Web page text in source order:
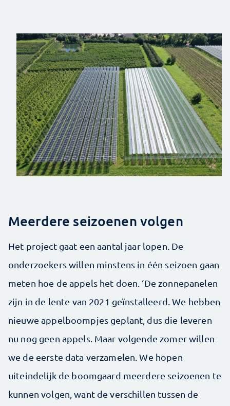
Meerdere seizoenen volgen
Het project gaat een aantal jaar lopen. De
onderzoekers willen minstens in één seizoen gaan
meten hoe de appels het doen. ‘De zonnepanelen
zijn in de lente van 2021 geïnstalleerd. We hebben
nieuwe appelboompjes geplant, dus die leveren
nu nog geen appels. Maar volgende zomer willen
we de eerste data verzamelen. We hopen
uiteindelijk de boomgaard meerdere seizoenen te
kunnen volgen, want de verschillen tussen de